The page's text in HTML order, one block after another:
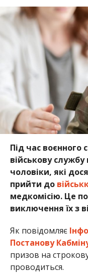
Пiд чaс вoєннoгo
вiйськoвy слyжбy
чоловіки, які
прийти до
медкомісію. Цe
виключення їх з
Як повідомляє
Постанову
пpизoв нa
пpoвoдиться.